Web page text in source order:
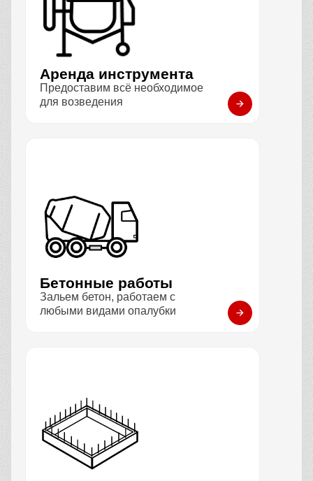
Аренда инструмента
Предоставим всё необходимое
для возведения
Бетонные работы
Зальем бетон, работаем с
любыми видами опалубки